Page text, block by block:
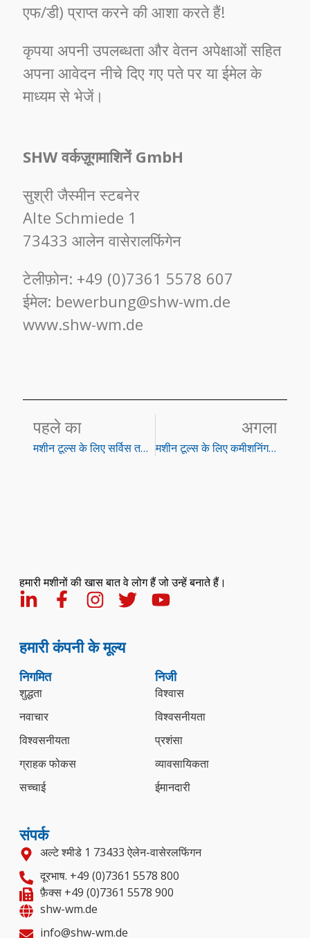
एफ/डी) प्राप्त करने की आशा करते हैं!
कृपया अपनी उपलब्धता और वेतन अपेक्षाओं सहित
अपना आवेदन नीचे दिए गए पते पर या ईमेल के
माध्यम से भेजें।
SHW वर्कज़ूगमाशिनें GmbH
सुश्री जैस्मीन स्टबनेर
Alte Schmiede 1
73433 आलेन वासेरालफिंगेन
टेलीफ़ोन: +49 (0)7361 5578 607
ईमेल: bewerbung@shw-wm.de
www.shw-wm.de
पहले का
मशीन टूल्स के लिए सर्विस तकनीशियन (एम/एफ/डी)
अगला
मशीन टूल्स के लिए कमीशनिंग इंजीनियर (एम/एफ/डी)
हमारी मशीनों की खास बात वे लोग हैं जो उन्हें बनाते हैं।
हमारी कंपनी के मूल्य
निगमित
शुद्धता
नवाचार
विश्वसनीयता
ग्राहक फोकस
सच्चाई
निजी
विश्वास
विश्वसनीयता
प्रशंसा
व्यावसायिकता
ईमानदारी
संपर्क
अल्टे श्मीडे 1 73433 ऐलेन-वासेरलफिंगन
दूरभाष. +49 (0)7361 5578 800
फ़ैक्स +49 (0)7361 5578 900
shw-wm.de
info@shw-wm.de